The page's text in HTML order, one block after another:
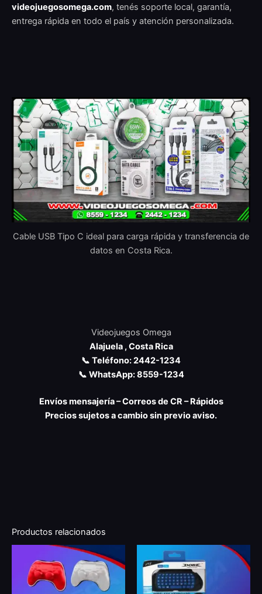
videojuegosomega.com, tenés soporte local, garantía,
entrega rápida en todo el país y atención personalizada.
Cable USB Tipo C ideal para carga rápida y transferencia de
datos en Costa Rica.
Videojuegos Omega
Alajuela , Costa Rica
📞 Teléfono: 2442-1234
📞 WhatsApp: 8559-1234
Envíos mensajería – Correos de CR – Rápidos
Precios sujetos a cambio sin previo aviso.
Productos relacionados